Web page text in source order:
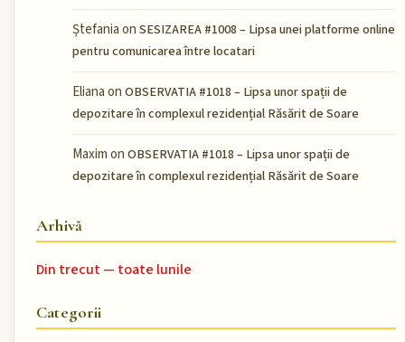
Ștefaniaon SESIZAREA #1008 – Lipsa unei platforme online
pentru comunicarea între locatari
Elianaon OBSERVATIA #1018 – Lipsa unor spații de
depozitare în complexul rezidențial Răsărit de Soare
Maximon OBSERVATIA #1018 – Lipsa unor spații de
depozitare în complexul rezidențial Răsărit de Soare
Arhivă
Din trecut — toate lunile
Categorii